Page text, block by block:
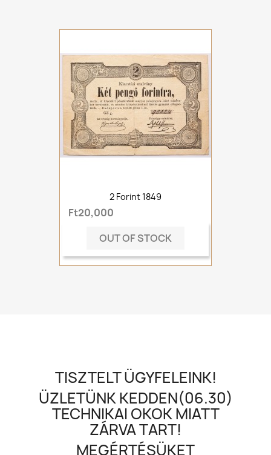
2 Forint 1849
Ft20,000
OUT OF STOCK
TISZTELT ÜGYFELEINK!
ÜZLETÜNK KEDDEN(06.30)
TECHNIKAI OKOK MIATT
ZÁRVA TART!
MEGÉRTÉSÜKET